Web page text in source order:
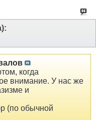
когда
внимание. У нас же
и
(по обычной